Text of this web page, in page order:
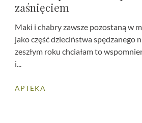
zaśnięciem
Maki i chabry zawsze pozostaną w
jako część dzieciństwa spędzanego
zeszłym roku chciałam to
i...
APTEKA